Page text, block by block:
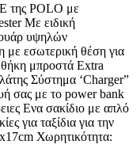
της POLO με
Με ειδική
υψηλών
με εσωτερική θέση για
μπροστά Extra
Σύστημα ‘Charger”
σας με το power bank
Ενα σακίδιο με απλό
για ταξίδια για την
Χωρητικότητα: